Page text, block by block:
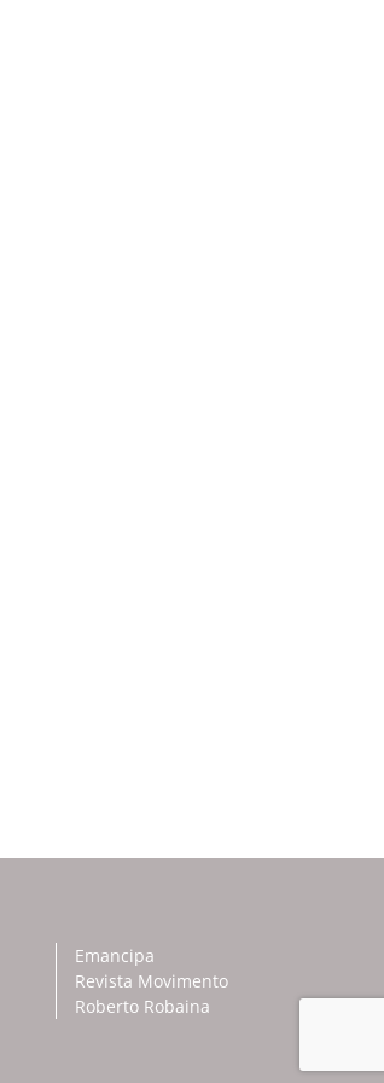
Emancipa
Revista Movimento
Roberto Robaina